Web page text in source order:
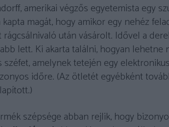
amerikai végzős egyetemista egy
kapta magát, hogy amikor egy nehéz
rágcsálnivaló után vásárolt. Idővel a
lett. Ki akarta találni, hogyan lehetne
széfet, amelynek tetején egy
időre. (Az ötletét egyébként
szépsége abban rejlik, hogy